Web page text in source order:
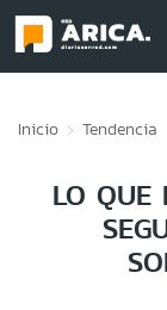
Inicio Tendencia
LO QUE